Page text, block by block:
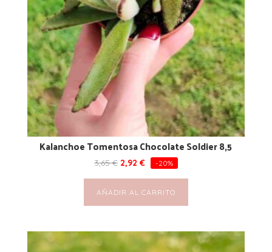
Kalanchoe Tomentosa Chocolate Soldier 8,5
3,65€ 2,92 € -20%
AÑADIR AL CARRITO